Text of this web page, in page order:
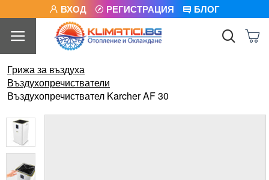
ВХОД РЕГИСТРАЦИЯ БЛОГ
Грижа за въздуха
Въздухопречистватели
Въздухопречиствател Karcher AF 30